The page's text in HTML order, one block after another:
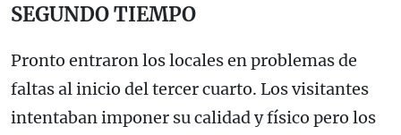
SEGUNDO TIEMPO
Pronto entraron los locales en problemas de
faltas al inicio del tercer cuarto. Los visitantes
intentaban imponer su calidad y físico pero los